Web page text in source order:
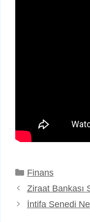
Kategoriler
Finans
Ziraat Bankası
İntifa Senedi